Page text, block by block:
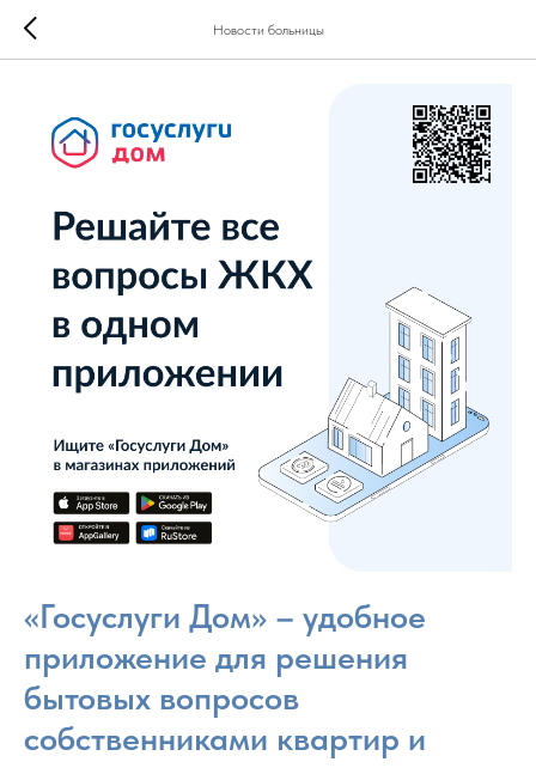
Новости больницы
«Госуслуги Дом» – удобное
приложение для решения
бытовых вопросов
собственниками квартир и